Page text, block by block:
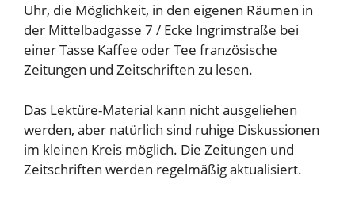
Uhr, die Möglichkeit, in den eigenen Räumen in
der Mittelbadgasse 7 / Ecke Ingrimstraße bei
einer Tasse Kaffee oder Tee französische
Zeitungen und Zeitschriften zu lesen.
Das Lektüre-Material kann nicht ausgeliehen
werden, aber natürlich sind ruhige Diskussionen
im kleinen Kreis möglich. Die Zeitungen und
Zeitschriften werden regelmäßig aktualisiert.